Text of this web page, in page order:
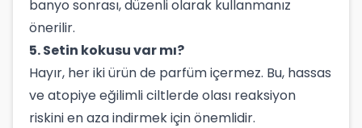
banyo sonrası, düzenli olarak kullanmanız
önerilir.
5. Setin kokusu var mı?
Hayır, her iki ürün de parfüm içermez. Bu, hassas
ve atopiye eğilimli ciltlerde olası reaksiyon
riskini en aza indirmek için önemlidir.